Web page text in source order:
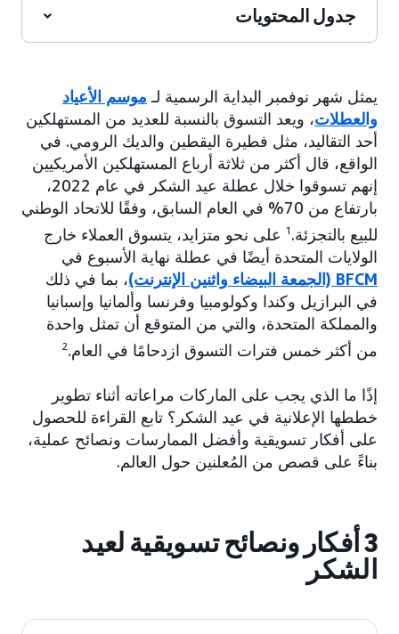
جدول المحتويات
يمثل شهر نوفمبر البداية الرسمية لـ موسم الأعياد
والعطلات، ويعد التسوق بالنسبة للعديد من المستهلكين
أحد التقاليد، مثل فطيرة اليقطين والديك الرومي. في
الواقع، قال أكثر من ثلاثة أرباع المستهلكين الأمريكيين
إنهم تسوقوا خلال عطلة عيد الشكر في عام 2022،
بارتفاع من 70% في العام السابق، وفقًا للاتحاد الوطني
للبيع بالتجزئة. 1 على نحو متزايد، يتسوق العملاء خارج
الولايات المتحدة أيضًا في عطلة نهاية الأسبوع في
BFCM (الجمعة البيضاء واثنين الإنترنت)
، بما في ذلك
في البرازيل وكندا وكولومبيا وفرنسا وألمانيا وإسبانيا
والمملكة المتحدة، والتي من المتوقع أن تمثل واحدة
من أكثر خمس فترات التسوق ازدحامًا في العام.2
إذًا ما الذي يجب على الماركات مراعاته أثناء تطوير
خططها الإعلانية في عيد الشكر؟ تابع القراءة للحصول
على أفكار تسويقية وأفضل الممارسات ونصائح عملية،
بناءً على قصص من المُعلنين حول العالم.
3 أفكار ونصائح تسويقية لعيد
الشكر